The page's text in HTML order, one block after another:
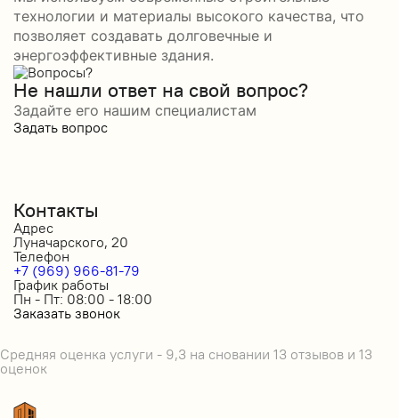
технологии и материалы высокого качества, что
позволяет создавать долговечные и
энергоэффективные здания.
Не нашли ответ на свой вопрос?
Задайте его нашим специалистам
Задать вопрос
Контакты
Адрес
Луначарского, 20
Телефон
+7 (969) 966-81-79
График работы
Пн - Пт: 08:00 - 18:00
Заказать звонок
Средняя оценка услуги - 9,3 на сновании 13 отзывов и 13
оценок